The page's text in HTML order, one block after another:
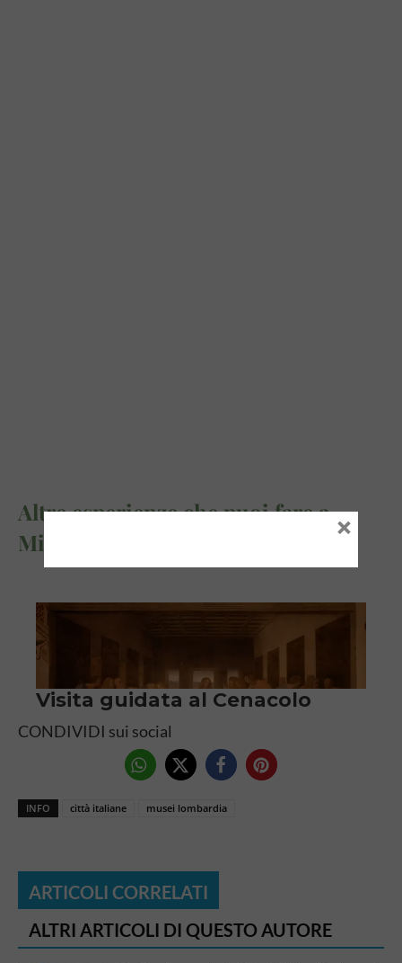
Altre esperienze che puoi fare a
Milano proposte da Civitatis
CONDIVIDI sui social
INFO città italiane musei lombardia
ARTICOLI CORRELATI
ALTRI ARTICOLI DI QUESTO AUTORE
×